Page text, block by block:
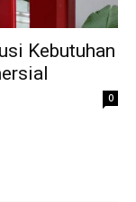
Kebutuhan
0